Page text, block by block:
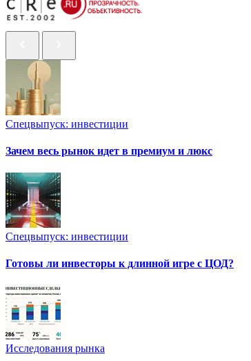
Спецвыпуск: инвестиции
Зачем весь рынок идет в премиум и люкс
Спецвыпуск: инвестиции
Готовы ли инвесторы к длинной игре с ЦОД?
Исследования рынка